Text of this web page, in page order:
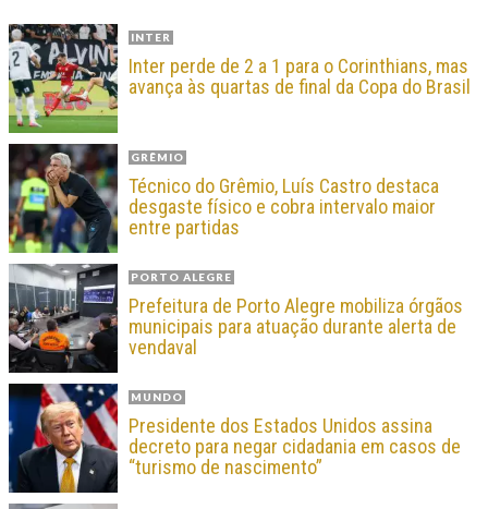
INTER
Inter perde de 2 a 1 para o Corinthians, mas
avança às quartas de final da Copa do Brasil
GRÊMIO
Técnico do Grêmio, Luís Castro destaca
desgaste físico e cobra intervalo maior
entre partidas
PORTO ALEGRE
Prefeitura de Porto Alegre mobiliza órgãos
municipais para atuação durante alerta de
vendaval
MUNDO
Presidente dos Estados Unidos assina
decreto para negar cidadania em casos de
“turismo de nascimento”